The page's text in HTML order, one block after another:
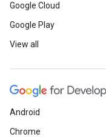
Google Cloud
Google Play
View all
Android
Chrome